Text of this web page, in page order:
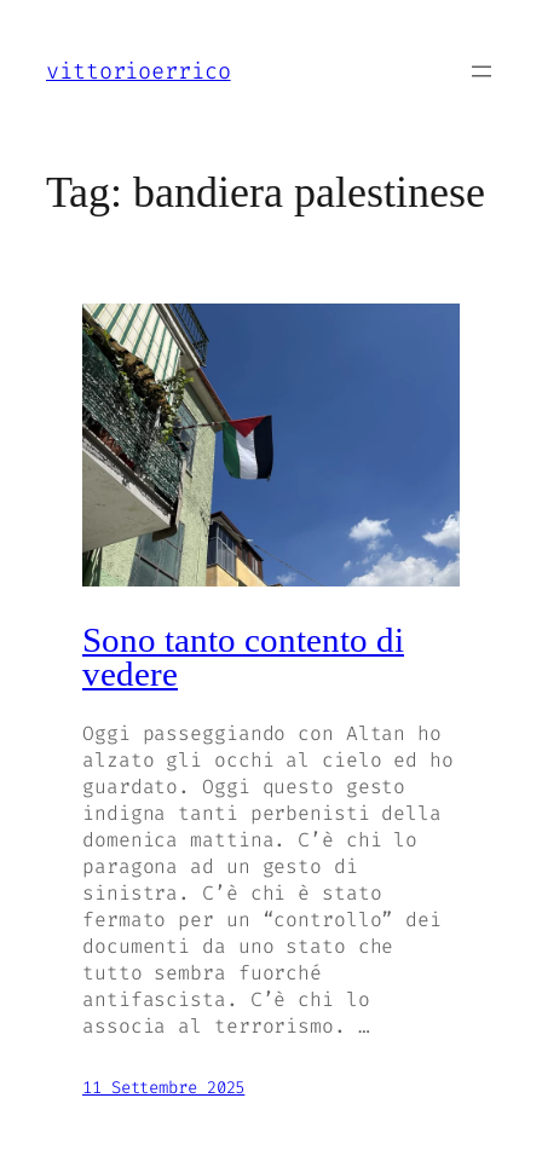
contenuto
vittorioerrico
Tag: bandiera palestinese
Sono tanto contento di
vedere
Oggi passeggiando con Altan ho
alzato gli occhi al cielo ed ho
guardato. Oggi questo gesto
indigna tanti perbenisti della
domenica mattina. C’è chi lo
paragona ad un gesto di
sinistra. C’è chi è stato
fermato per un “controllo” dei
documenti da uno stato che
tutto sembra fuorché
antifascista. C’è chi lo
associa al terrorismo. …
11 Settembre 2025